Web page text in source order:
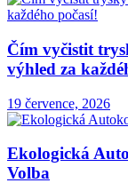
Čím vyčistit
výhled za
19 července, 2026
Ekologická
Volba